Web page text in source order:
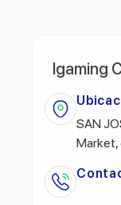
Igaming
SAN
Market,